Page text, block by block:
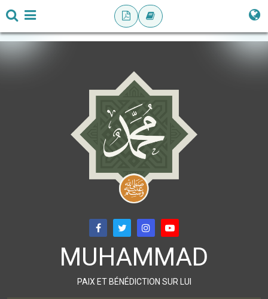
MUHAMMAD
PAIX ET BÉNÉDICTION SUR LUI